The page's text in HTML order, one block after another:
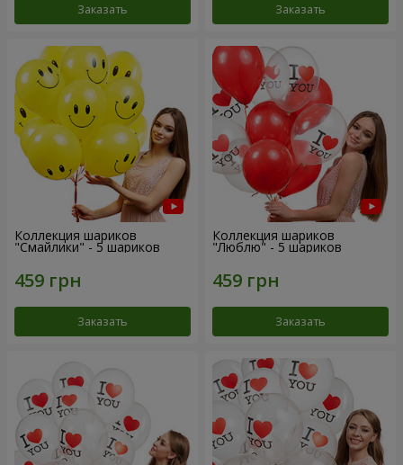
Заказать Заказать
Коллекция шариков
"Смайлики" - 5 шариков
Заказать
Коллекция шариков
"Люблю" - 5 шариков
Заказать